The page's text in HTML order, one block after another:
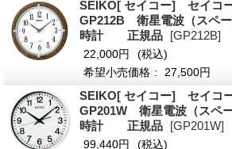
SEIKO[ セイコー] セイコ
GP212B 衛星電波（スペ
時計 正規品 [GP212B]
22,000円
(税込)
希望小売価格 : 27,500円
SEIKO[ セイコー] セイコ
GP201W 衛星電波（スペ
時計 正規品 [GP201W]
99,440円
(税込)